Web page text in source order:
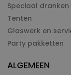
Speciaal dranken
Tenten
Glaswerk en
Party pakketten
ALGEMEEN